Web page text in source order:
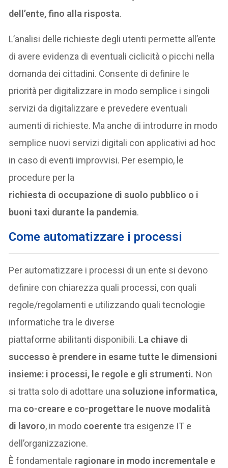
dell’ente, fino alla risposta.
L’analisi delle richieste degli utenti permette all’ente
di avere evidenza di eventuali ciclicità o picchi nella
domanda dei cittadini. Consente di definire le
priorità per digitalizzare in modo semplice i singoli
servizi da digitalizzare e prevedere eventuali
aumenti di richieste. Ma anche di introdurre in modo
semplice nuovi servizi digitali con applicativi ad hoc
in caso di eventi improvvisi. Per esempio, le
procedure per la
richiesta di occupazione di suolo pubblico o i
buoni taxi durante la pandemia.
Come automatizzare i processi
Per automatizzare i processi di un ente si devono
definire con chiarezza quali processi, con quali
regole/regolamenti e utilizzando quali tecnologie
informatiche tra le diverse
piattaforme abilitanti disponibili. La chiave di
successo è prendere in esame tutte le dimensioni
insieme: i processi, le regole e gli strumenti. Non
si tratta solo di adottare una soluzione informatica,
ma co-creare e co-progettare le nuove modalità
di lavoro, in modo coerentetra esigenze IT e
dell’organizzazione.
È fondamentale ragionare in modo incrementale e